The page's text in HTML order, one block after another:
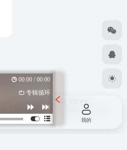
质设计资源一站式获取
号 OneNav强力驱动
00:00 / 00:00
专辑循环
投稿 我的